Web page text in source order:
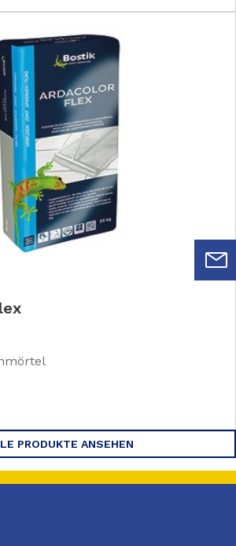
PRODUKTE ANSEHEN